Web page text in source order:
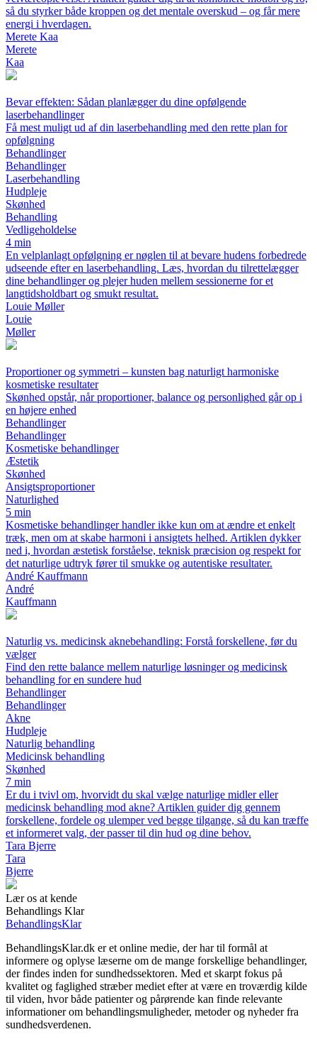
så du styrker både kroppen og det mentale overskud – og får mere
energi i hverdagen.
Merete Kaa
Merete
Kaa
Bevar effekten: Sådan planlægger du dine opfølgende
laserbehandlinger
Få mest muligt ud af din laserbehandling med den rette plan for
opfølgning
Behandlinger
Behandlinger
Laserbehandling
Hudpleje
Skønhed
Behandling
Vedligeholdelse
4 min
En velplanlagt opfølgning er nøglen til at bevare hudens forbedrede
udseende efter en laserbehandling. Læs, hvordan du tilrettelægger
dine behandlinger og plejer huden mellem sessionerne for et
langtidsholdbart og smukt resultat.
Louie Møller
Louie
Møller
Proportioner og symmetri – kunsten bag naturligt harmoniske
kosmetiske resultater
Skønhed opstår, når proportioner, balance og personlighed går op i
en højere enhed
Behandlinger
Behandlinger
Kosmetiske behandlinger
Æstetik
Skønhed
Ansigtsproportioner
Naturlighed
5 min
Kosmetiske behandlinger handler ikke kun om at ændre et enkelt
træk, men om at skabe harmoni i ansigtets helhed. Artiklen dykker
ned i, hvordan æstetisk forståelse, teknisk præcision og respekt for
det naturlige udtryk fører til smukke og autentiske resultater.
André Kauffmann
André
Kauffmann
Naturlig vs. medicinsk aknebehandling: Forstå forskellene, før du
vælger
Find den rette balance mellem naturlige løsninger og medicinsk
behandling for en sundere hud
Behandlinger
Behandlinger
Akne
Hudpleje
Naturlig behandling
Medicinsk behandling
Skønhed
7 min
Er du i tvivl om, hvorvidt du skal vælge naturlige midler eller
medicinsk behandling mod akne? Artiklen guider dig gennem
forskellene, fordele og ulemper ved begge tilgange, så du kan træffe
et informeret valg, der passer til din hud og dine behov.
Tara Bjerre
Tara
Bjerre
Lær os at kende
Behandlings Klar
BehandlingsKlar
BehandlingsKlar.dk er et online medie, der har til formål at
informere og oplyse læserne om de mange forskellige behandlinger,
der findes inden for sundhedssektoren. Med et skarpt fokus på
kvalitet og faglighed stræber mediet efter at være en troværdig kilde
til viden, hvor både patienter og pårørende kan finde relevante
informationer om behandlingsmuligheder, metoder og nyheder fra
sundhedsverdenen.